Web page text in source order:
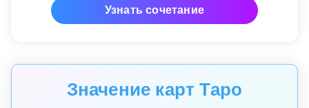
Узнать сочетание
Значение карт Таро